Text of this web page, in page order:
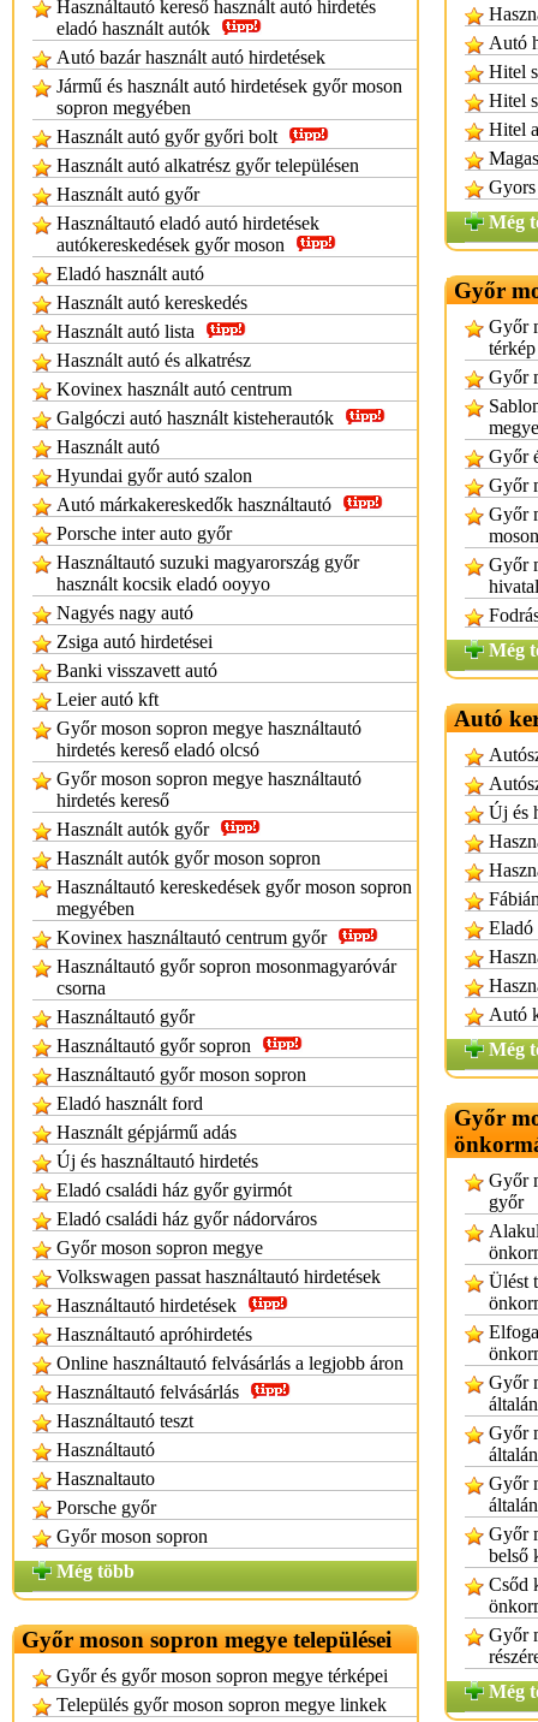
Használtautó kereső használt autó hirdetés
eladó használt autók
Autó bazár használt autó hirdetések
Jármű és használt autó hirdetések győr moson
sopron megyében
Használt autó győr győri bolt
Használt autó alkatrész győr településen
Használt autó győr
Használtautó eladó autó hirdetések
autókereskedések győr moson
Eladó használt autó
Használt autó kereskedés
Használt autó lista
Használt autó és alkatrész
Kovinex használt autó centrum
Galgóczi autó használt kisteherautók
Használt autó
Hyundai győr autó szalon
Autó márkakereskedők használtautó
Porsche inter auto győr
Használtautó suzuki magyarország győr
használt kocsik eladó ooyyo
Nagyés nagy autó
Zsiga autó hirdetései
Banki visszavett autó
Leier autó kft
Győr moson sopron megye használtautó
hirdetés kereső eladó olcsó
Győr moson sopron megye használtautó
hirdetés kereső
Használt autók győr
Használt autók győr moson sopron
Használtautó kereskedések győr moson sopron
megyében
Kovinex használtautó centrum győr
Használtautó győr sopron mosonmagyaróvár
csorna
Használtautó győr
Használtautó győr sopron
Használtautó győr moson sopron
Eladó használt ford
Használt gépjármű adás
Új és használtautó hirdetés
Eladó családi ház győr gyirmót
Eladó családi ház győr nádorváros
Győr moson sopron megye
Volkswagen passat használtautó hirdetések
Használtautó hirdetések
Használtautó apróhirdetés
Online használtautó felvásárlás a legjobb áron
Használtautó felvásárlás
Használtautó teszt
Használtautó
Hasznaltauto
Porsche győr
Győr moson sopron
Még több
Győr moson sopron megye települései
Győr és győr moson sopron megye térképei
Település győr moson sopron megye linkek
Autó
Hitel
Hitel
Hitel
Még
Győr
Győr
térkép
Győr
megye
Győr
Győr
Győr
Győr
Még
Autó
Új és
Eladó
Autó
Még
Győr
Győr
győr
Ülést
Győr
Győr
Győr
Győr
belső
Csőd
Győr
Még